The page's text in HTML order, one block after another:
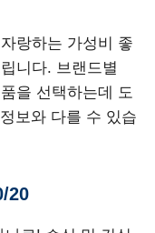
랑하는 가성비 좋
니다. 브랜드별
을 선택하는데 도
보와 다를 수 있습
20